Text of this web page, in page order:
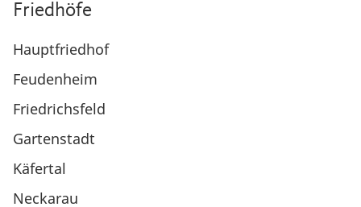
Friedhöfe
Hauptfriedhof
Feudenheim
Friedrichsfeld
Gartenstadt
Käfertal
Neckarau